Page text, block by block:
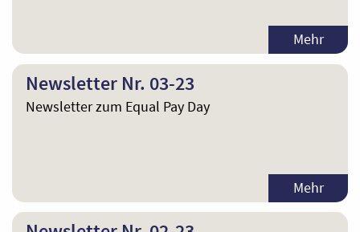
Mehr
Newsletter Nr. 03-23
Newsletter zum Equal Pay Day
Mehr